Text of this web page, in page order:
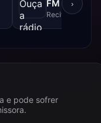
FM
Recife, PE
›
e pode sofrer